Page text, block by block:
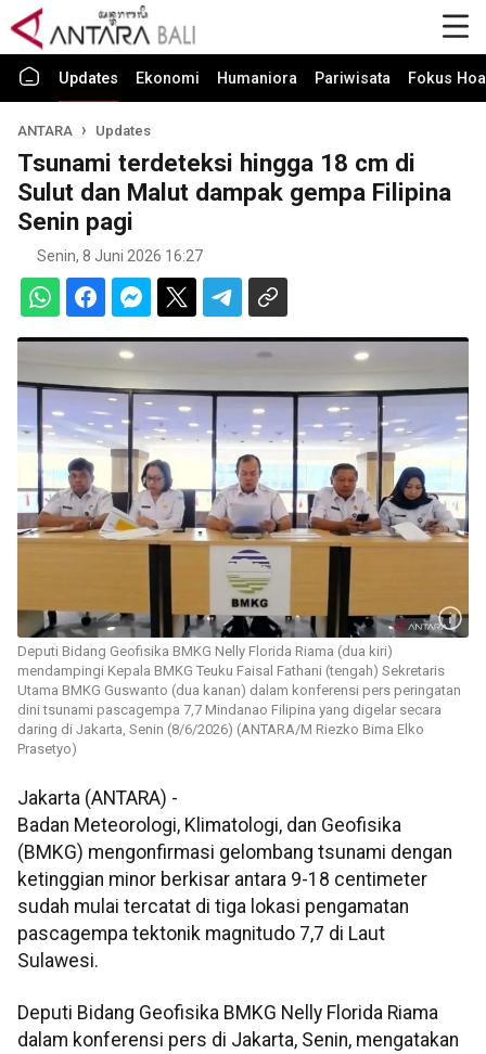
Updates Ekonomi Humaniora Pariwisata Fokus
ANTARA Updates
Tsunami terdeteksi hingga 18 cm di
Sulut dan Malut dampak gempa Filipina
Senin pagi
Senin, 8 Juni 2026 16:27
Deputi Bidang Geofisika BMKG Nelly Florida Riama (dua kiri)
mendampingi Kepala BMKG Teuku Faisal Fathani (tengah) Sekretaris
Utama BMKG Guswanto (dua kanan) dalam konferensi pers peringatan
dini tsunami pascagempa 7,7 Mindanao Filipina yang digelar secara
daring di Jakarta, Senin (8/6/2026) (ANTARA/M Riezko Bima Elko
Prasetyo)
Jakarta (ANTARA) -
Badan Meteorologi, Klimatologi, dan Geofisika
(BMKG) mengonfirmasi gelombang tsunami dengan
ketinggian minor berkisar antara 9-18 centimeter
sudah mulai tercatat di tiga lokasi pengamatan
pascagempa tektonik magnitudo 7,7 di Laut
Sulawesi.
Deputi Bidang Geofisika BMKG Nelly Florida Riama
dalam konferensi pers di Jakarta, Senin, mengatakan